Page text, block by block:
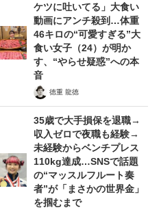
ケツに吐いてる」大食い
動画にアンチ殺到…体重
46キロの“可愛すぎる”大
食い女子（24）が明か
す、“やらせ疑惑”への本
音
徳重 龍徳
35歳で大手損保を退職→
収入ゼロで夜職も経験→
未経験からベンチプレス
110kg達成…SNSで話題
の“マッスルフルート奏
者”が「まさかの世界金」
を掴むまで